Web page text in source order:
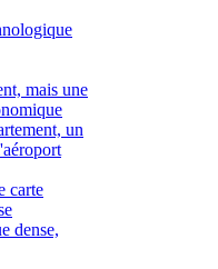
mais une
un
carte
dense,